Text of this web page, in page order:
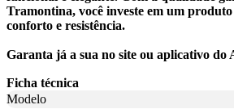
Tramontina, você investe em um produto
conforto e resistência.
Garanta já a sua no site ou aplicativo do
Ficha técnica
Modelo